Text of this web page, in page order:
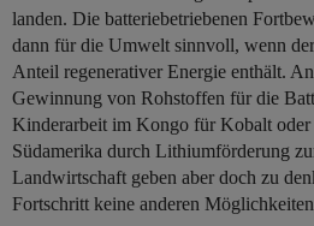
landen. Die batteriebetriebenen
dann für die Umwelt sinnvoll, wenn
Anteil regenerativer Energie enthält.
Gewinnung von Rohstoffen für die
Kinderarbeit im Kongo für Kobalt oder
Südamerika durch Lithiumförderung
Landwirtschaft geben aber doch zu
Fortschritt keine anderen